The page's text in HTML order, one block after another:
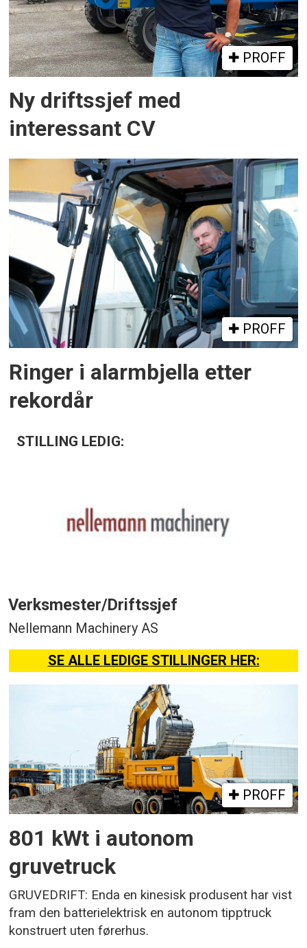
PROFF
Ny driftssjef med
interessant CV
PROFF
Ringer i alarmbjella etter
rekordår
STILLING LEDIG:
Verksmester/Driftssjef
Nellemann Machinery AS
SE ALLE LEDIGE STILLINGER HER:
PROFF
801 kWt i autonom
gruvetruck
GRUVEDRIFT: Enda en kinesisk produsent har vist
fram den batterielektrisk en autonom tipptruck
konstruert uten førerhus.